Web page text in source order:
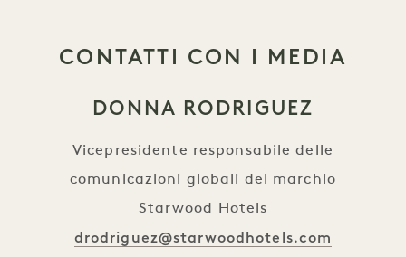
CONTATTI CON I MEDIA
DONNA RODRIGUEZ
Vicepresidente responsabile delle
comunicazioni globali del marchio
Starwood Hotels
drodriguez@starwoodhotels.com